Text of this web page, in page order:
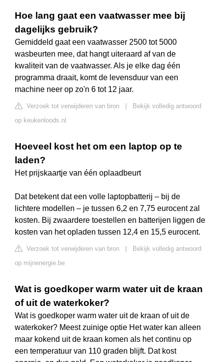
Hoe lang gaat een vaatwasser mee bij
dagelijks gebruik?
Gemiddeld gaat een vaatwasser 2500 tot 5000
wasbeurten mee, dat hangt uiteraard af van de
kwaliteit van de vaatwasser. Als je elke dag één
programma draait, komt de levensduur van een
machine neer op zo'n 6 tot 12 jaar.
Verzoek tot verwijderen van bron
Bekijk volledig antwoord
op keukenloods.nl
Hoeveel kost het om een laptop op te
laden?
Het prijskaartje van één oplaadbeurt
Dat betekent dat een volle laptopbatterij – bij de
lichtere modellen – je tussen 6,2 en 7,75 eurocent zal
kosten. Bij zwaardere toestellen en batterijen liggen de
kosten van het opladen tussen 12,4 en 15,5 eurocent.
Verzoek tot verwijderen van bron
Bekijk volledig antwoord
op mijnenergie.be
Wat is goedkoper warm water uit de kraan
of uit de waterkoker?
Wat is goedkoper warm water uit de kraan of uit de
waterkoker? Meest zuinige optie Het water kan alleen
maar kokend uit de kraan komen als het continu op
een temperatuur van 110 graden blijft. Dat kost